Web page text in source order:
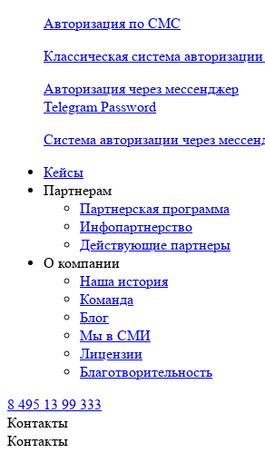
Авторизация по СМС
Классическая система
Авторизация через мессенджер
Telegram Password
Система авторизации через
Кейсы
Партнерам
Партнерская программа
Инфопартнерство
Действующие партнеры
О компании
Наша история
Команда
Блог
Мы в СМИ
Лицензии
Благотворительность
8 495 13 99 333
Контакты
Контакты